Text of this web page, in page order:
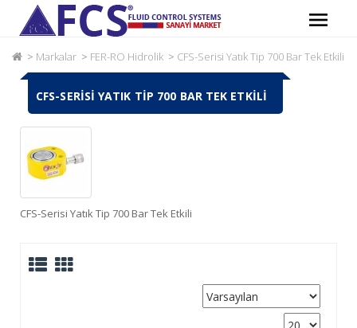
Markalar FER-RO Hidrolik CFS-Serisi Yatık Tip 700 Bar Tek Etkili
CFS-SERISI YATIK TIP 700 BAR TEK ETKILI
CFS-Serisi Yatık Tip 700 Bar Tek Etkili